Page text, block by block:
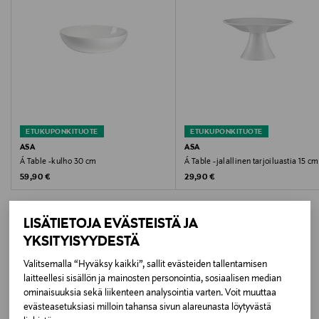
LISÄTIETOJA EVÄSTEISTÄ JA
YKSITYISYYDESTÄ
Valitsemalla “Hyväksy kaikki”, sallit evästeiden tallentamisen
laitteellesi sisällön ja mainosten personointia, sosiaalisen median
ominaisuuksia sekä liikenteen analysointia varten. Voit muuttaa
evästeasetuksiasi milloin tahansa sivun alareunasta löytyvästä
Valmistaja
ASA Selection GmbH
Valmistajan osoite
Rudolf-Diesel-Straße 3, 56203 Höhr-Grenzhausen,
Germany
Digitaalinen osoite
kontakt@asa-selection.com
ETUKUPONKITUOTE
ASA
Á Table -kulho 30 cm
Original Price
59,90 €
ETUKUPONKITUOTE
ASA
Á Table -jalallinen tarjoiluastia 15 cm
Original Price
29,90 €
LISÄÄ KIINNOSTAVIA
TUOTTEITA